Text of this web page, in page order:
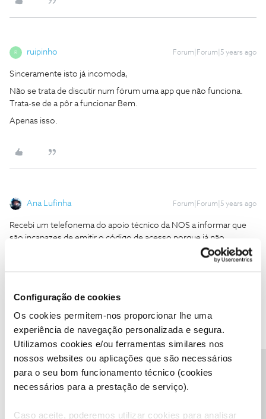
Configuração de cookies
Os cookies permitem-nos proporcionar lhe uma
experiência de navegação personalizada e segura.
Utilizamos cookies e/ou ferramentas similares nos
nossos websites ou aplicações que são necessários
para o seu bom funcionamento técnico (cookies
necessários para a prestação de serviço).
Caso aceite, poderemos utilizar cookies para analisar
R ruipinho Forum|Forum|5 years ago
Sinceramente isto já incomoda,
Não se trata de discutir num fórum uma app que não funciona.
Trata-se de a pôr a funcionar Bem.
Apenas isso.
Ana Lufinha Forum|Forum|5 years ago
Recebi um telefonema do apoio técnico da NOS a informar que
são incapazes de emitir o código de acesso porque já não
possuem o software / programa para tal… parece realmente algo
surreal não é?!?!!? Que péssimo serviço prestado… Já fiz
No mínimo esta quebra de contrato deverá permitir que o cliente